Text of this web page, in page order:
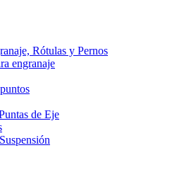
Rótulas y Pernos
engranaje
de Eje